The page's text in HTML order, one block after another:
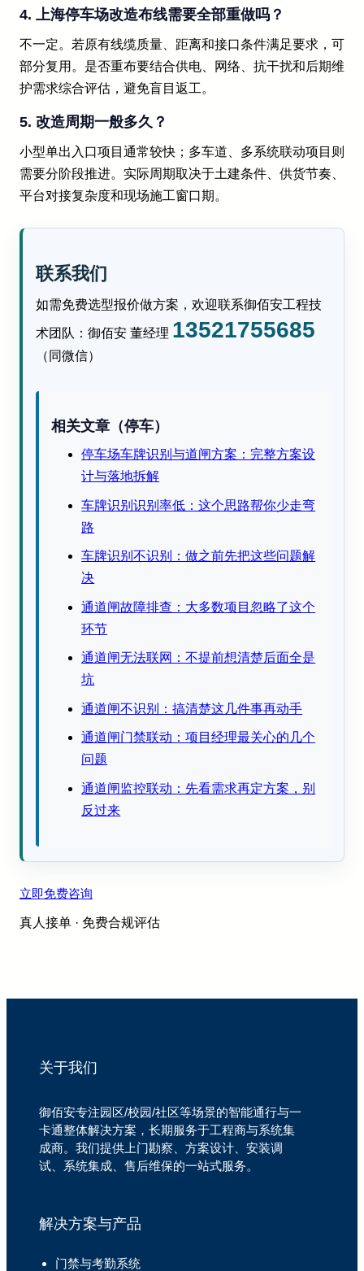
4. 上海停车场改造布线需要全部重做吗？
不一定。若原有线缆质量、距离和接口条件满足要求，可
部分复用。是否重布要结合供电、网络、抗干扰和后期维
护需求综合评估，避免盲目返工。
5. 改造周期一般多久？
小型单出入口项目通常较快；多车道、多系统联动项目则
需要分阶段推进。实际周期取决于土建条件、供货节奏、
平台对接复杂度和现场施工窗口期。
联系我们
如需免费选型报价做方案，欢迎联系御佰安工程技
术团队：御佰安 董经理 13521755685
（同微信）
相关文章（停车）
停车场车牌识别与道闸方案：完整方案设
计与落地拆解
车牌识别识别率低：这个思路帮你少走弯
路
车牌识别不识别：做之前先把这些问题解
决
通道闸故障排查：大多数项目忽略了这个
环节
通道闸无法联网：不提前想清楚后面全是
坑
通道闸不识别：搞清楚这几件事再动手
通道闸门禁联动：项目经理最关心的几个
问题
通道闸监控联动：先看需求再定方案，别
反过来
立即免费咨询
真人接单 · 免费合规评估
关于我们
御佰安专注园区/校园/社区等场景的智能通行与一
卡通整体解决方案，长期服务于工程商与系统集
成商。我们提供上门勘察、方案设计、安装调
试、系统集成、售后维保的一站式服务。
解决方案与产品
门禁与考勤系统